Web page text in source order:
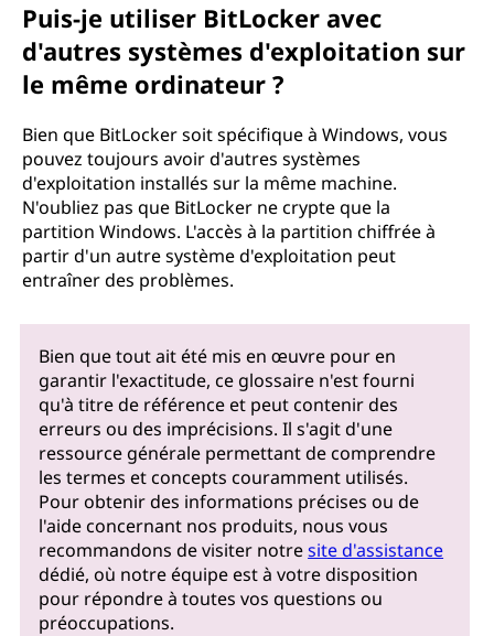
Puis-je utiliser BitLocker avec
d'autres systèmes d'exploitation sur
le même ordinateur ?
Bien que BitLocker soit spécifique à Windows, vous
pouvez toujours avoir d'autres systèmes
d'exploitation installés sur la même machine.
N'oubliez pas que BitLocker ne crypte que la
partition Windows. L'accès à la partition chiffrée à
partir d'un autre système d'exploitation peut
entraîner des problèmes.
Bien que tout ait été mis en œuvre pour en
garantir l'exactitude, ce glossaire n'est fourni
qu'à titre de référence et peut contenir des
erreurs ou des imprécisions. Il s'agit d'une
ressource générale permettant de comprendre
les termes et concepts couramment utilisés.
Pour obtenir des informations précises ou de
l'aide concernant nos produits, nous vous
recommandons de visiter notresite d'assistance
dédié, où notre équipe est à votre disposition
pour répondre à toutes vos questions ou
préoccupations.